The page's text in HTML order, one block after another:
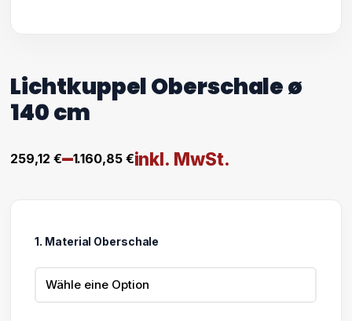
Lichtkuppel Oberschale ø
140 cm
259,12 €–1.160,85 €
Preisspanne:
bis
1.160,85 €
inkl. MwSt.
1. Material Oberschale